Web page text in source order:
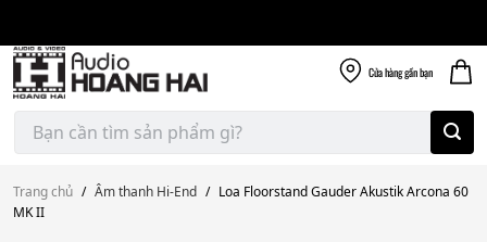
content
Cửa hànggần bạn
Tìm
kiếm:
Trang chủ / Âm thanh Hi-End / Loa Floorstand Gauder Akustik Arcona 60
MK II